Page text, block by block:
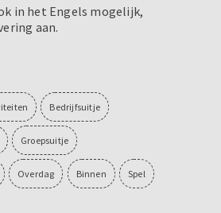
in het Engels mogelijk,
aan.
Bedrijfsuitje
Groepsuitje
Overdag Binnen Spel